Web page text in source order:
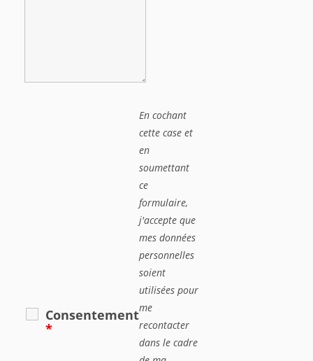
Consentement
*
En cochant
cette case et
en
soumettant
ce
formulaire,
j'accepte que
mes données
personnelles
soient
utilisées pour
me
recontacter
dans le cadre